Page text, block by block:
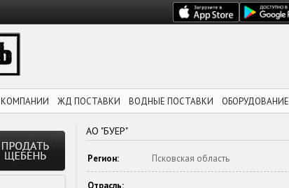
КОМПАНИИ ЖД ПОСТАВКИ ВОДНЫЕ ПОСТАВКИ ОБОРУДОВАНИЕ
АО "БУЕР"
Регион: Псковская область
Отрасль: